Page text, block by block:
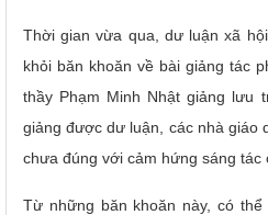
Thời gian vừa qua, dư luận xã
khỏi băn khoăn về bài giảng tác
thầy Phạm Minh Nhật giảng lưu
giảng được dư luận, các nhà giáo
chưa đúng với cảm hứng sáng tác
Từ những băn khoăn này, có